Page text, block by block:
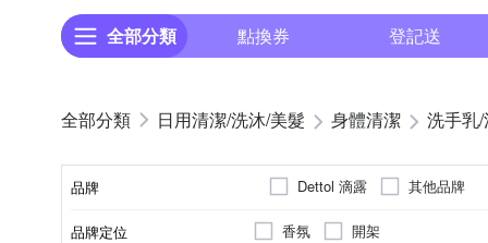
全部分類 點換券 登記送
日用清潔/洗沐/美髮 身體清潔 洗手乳
品牌 Dettol 滴露 其他品牌
品牌定位 香氛 開架